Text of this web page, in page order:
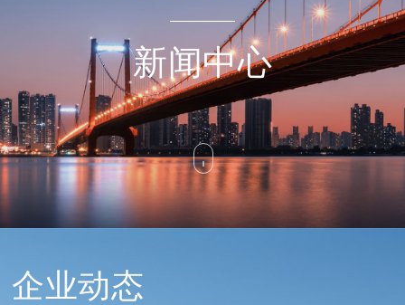
新闻中心
企业动态